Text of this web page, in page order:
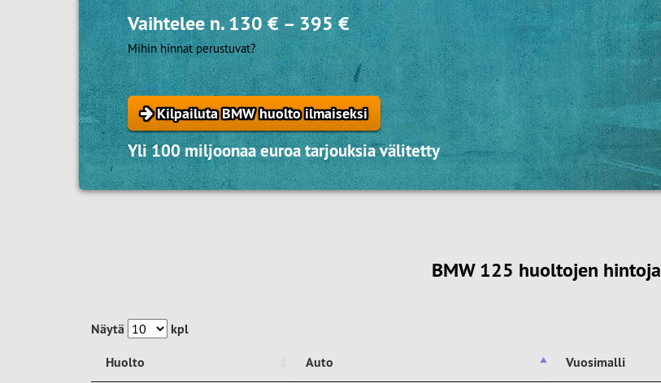
Vaihtelee n.130 €–395 €
Mihin hinnat perustuvat?
Kilpailuta BMW huolto ilmaiseksi
Yli 100 miljoonaa euroa tarjouksia välitetty
BMW 125 huoltojen hintoja
Näytä
kpl
Huolto
Auto Vuosimalli